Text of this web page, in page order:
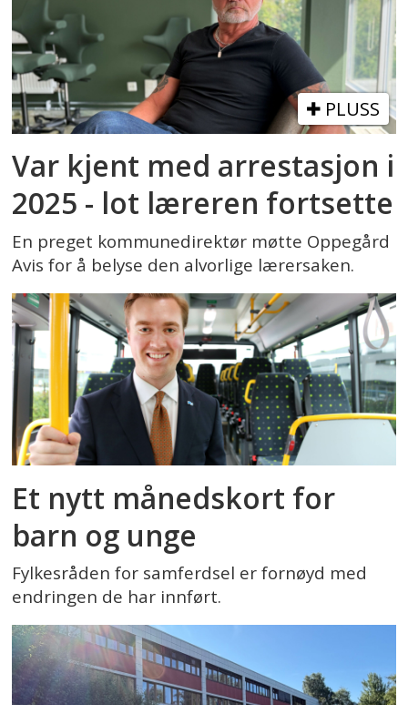
PLUSS
Var kjent med arrestasjon i
2025 - lot læreren fortsette
En preget kommunedirektør møtte Oppegård
Avis for å belyse den alvorlige lærersaken.
Et nytt månedskort for
barn og unge
Fylkesråden for samferdsel er fornøyd med
endringen de har innført.